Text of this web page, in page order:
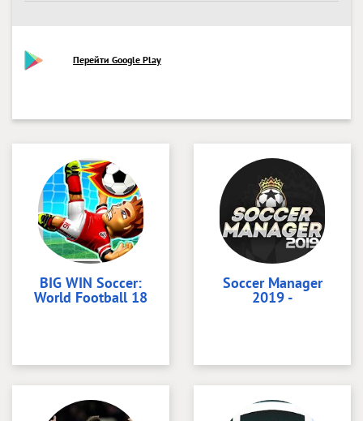
Перейти Google Play
BIG WIN Soccer:
World Football 18
Soccer Manager
2019 -